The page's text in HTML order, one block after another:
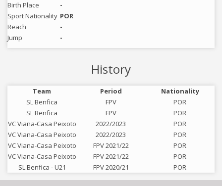
Birth Place
-
Sport Nationality POR
Reach
-
Jump
-
History
Team Period
Nationality
SL Benfica
FPV
POR
SL Benfica
FPV
POR
VC Viana-Casa Peixoto
2022/2023
POR
VC Viana-Casa Peixoto
2022/2023
POR
VC Viana-Casa Peixoto
FPV 2021/22
POR
VC Viana-Casa Peixoto
FPV 2021/22
POR
SL Benfica - U21
FPV 2020/21 POR